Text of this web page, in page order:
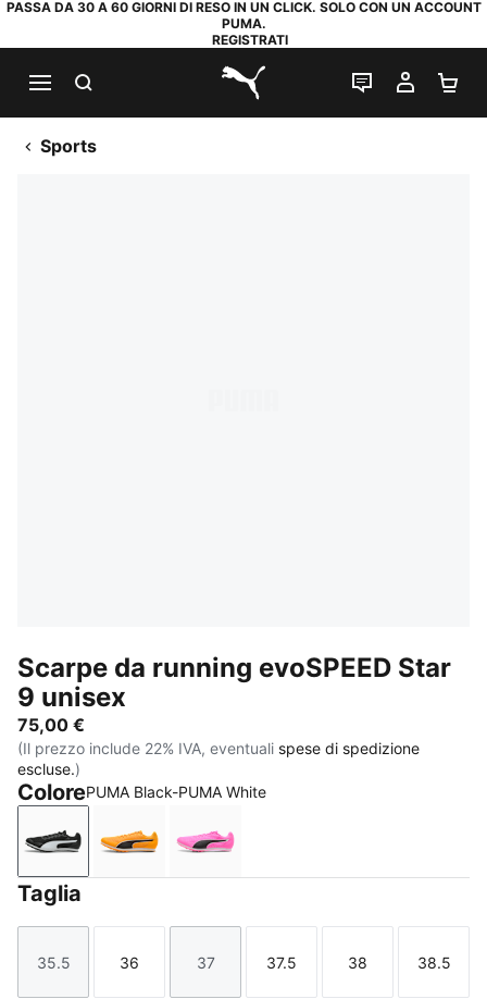
PASSA DA 30 A 60 GIORNI DI RESO IN UN CLICK. SOLO CON UN ACCOUNT
PUMA.
REGISTRATI
PUMA.com
CHAT IL MIO
Sports
Scarpe da running evoSPEED Star
9 unisex
75,00 €
(Il prezzo include 22% IVA, eventuali spese di spedizione
escluse.)
ColorePUMA Black-PUMA White
PUMA Black-PUMA White
Sun Stream-PUMA Black-PUMA White
Poison Pink-Sun Stream-PUMA
Taglia
Taglia
35.5
Taglia
36
Taglia
37
Taglia
37.5
Taglia
38
Taglia
38.5